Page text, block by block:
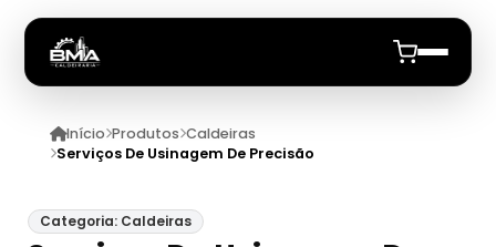
Início
Início Produtos Caldeiras
Serviços De Usinagem De Precisão
Categoria: Caldeiras